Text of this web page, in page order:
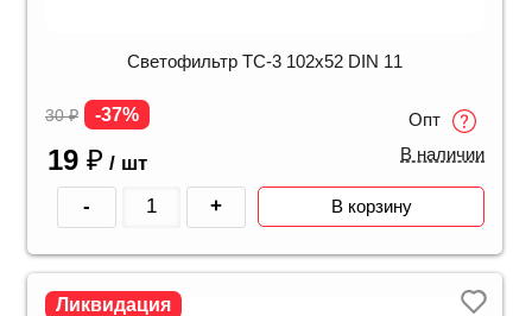
Светофильтр ТС-3 102х52 DIN 11
30₽ -37%
19 ₽ / шт
Опт
В наличии
- + В корзину
Ликвидация